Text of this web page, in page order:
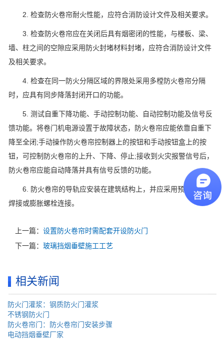
2. 检查防火卷帘耐火性能，应符合消防设计文件及相关要求。
3. 检查防火卷帘应在关闭后具有烟密闭的性能，与楼板、梁、
墙、柱之间的空隙应采用防火封堵材料封堵，应符合消防设计文件
及相关要求。
4. 检查在同一防火分隔区域的界限处采用多樘防火卷帘分隔
时，应具有同步降落封闭开口的功能。
5. 测试自重下降功能、手动控制功能、自动控制功能及信号反
馈功能。将卷门机电源设置于故障状态，防火卷帘应能依靠自重下
降至全闭;手动操作防火卷帘控制器上的按钮和手动按钮盒上的按
钮，可控制防火卷帘的上升、下降、停止;接收到火灾报警信号后，
防火卷帘应能自动降落并具有信号反馈的功能。
6. 防火卷帘的导轨应安装在建筑结构上，并应采用预埋螺栓、
焊接或膨胀螺栓连接。
上一篇： 设置防火卷帘时需配套开设防火门
下一篇： 玻璃挡烟垂壁施工工艺
相关新闻
防火门灌浆：钢质防火门灌浆
不锈钢防火门
防火卷帘门：防火卷帘门安装步骤
电动挡烟垂壁厂家